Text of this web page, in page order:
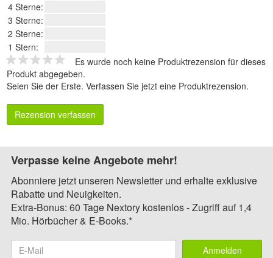
4 Sterne:
3 Sterne:
2 Sterne:
1 Stern:
Es wurde noch keine Produktrezension für dieses
Produkt abgegeben.
Seien Sie der Erste. Verfassen Sie jetzt eine Produktrezension.
Rezension verfassen
Verpasse keine Angebote mehr!
Abonniere jetzt unseren Newsletter und erhalte exklusive
Rabatte und Neuigkeiten.
Extra-Bonus: 60 Tage Nextory kostenlos - Zugriff auf 1,4
Mio. Hörbücher & E-Books.*
Anmelden